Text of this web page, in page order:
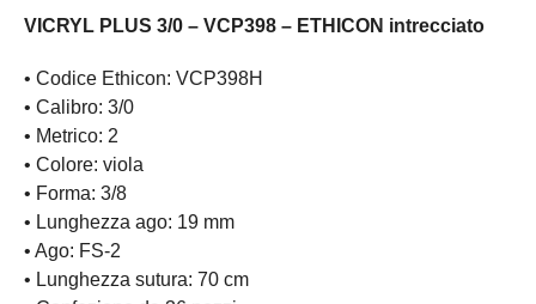
VICRYL PLUS 3/0 – VCP398 – ETHICON intrecciato
• Codice Ethicon: VCP398H
• Calibro: 3/0
• Metrico: 2
• Colore: viola
• Forma: 3/8
• Lunghezza ago: 19 mm
• Ago: FS-2
• Lunghezza sutura: 70 cm